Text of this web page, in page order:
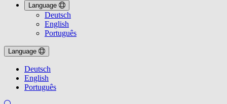
Language
Deutsch
English
Português
Language
Deutsch
English
Português